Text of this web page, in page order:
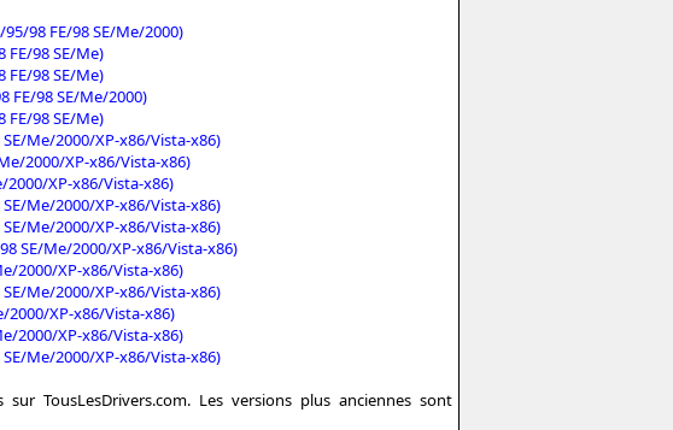
98 FE/98 SE/Me/2000)
FE/98 SE/Me)
FE/98 SE/Me)
FE/98 SE/Me/2000)
FE/98 SE/Me)
Me/2000/XP-x86/Vista-x86)
2000/XP-x86/Vista-x86)
2000/XP-x86/Vista-x86)
Me/2000/XP-x86/Vista-x86)
Me/2000/XP-x86/Vista-x86)
SE/Me/2000/XP-x86/Vista-x86)
2000/XP-x86/Vista-x86)
Me/2000/XP-x86/Vista-x86)
2000/XP-x86/Vista-x86)
2000/XP-x86/Vista-x86)
Me/2000/XP-x86/Vista-x86)
TousLesDrivers.com. Les versions plus anciennes sont